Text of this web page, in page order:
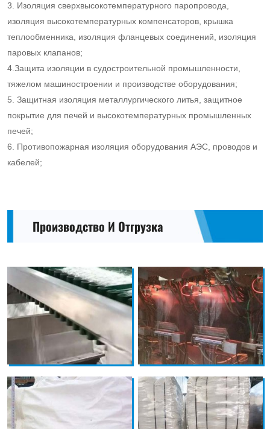
3. Изоляция сверхвысокотемпературного паропровода,
изоляция высокотемпературных компенсаторов, крышка
теплообменника, изоляция фланцевых соединений, изоляция
паровых клапанов;
4.Защита изоляции в судостроительной промышленности,
тяжелом машиностроении и производстве оборудования;
5. Защитная изоляция металлургического литья, защитное
покрытие для печей и высокотемпературных промышленных
печей;
6. Противопожарная изоляция оборудования АЭС, проводов и
кабелей;
Производство И Отгрузка